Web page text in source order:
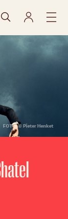
FOTO: © Pieter Henket